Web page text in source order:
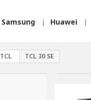
Samsung | Huawei |
TCL TCL 30 SE